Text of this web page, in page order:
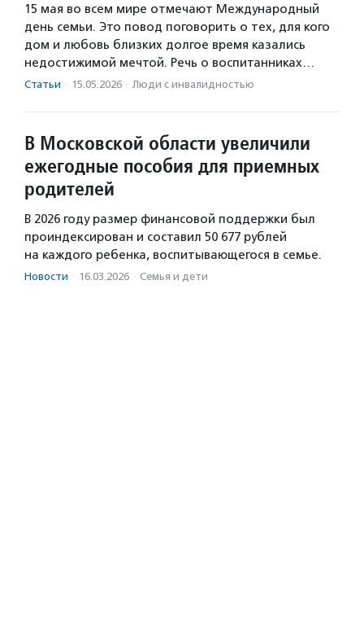
15 мая во всем мире отмечают Международный
день семьи. Это повод поговорить о тех, для кого
дом и любовь близких долгое время казались
недостижимой мечтой. Речь о воспитанниках…
Статьи · 15.05.2026 · Люди с инвалидностью
В Московской области увеличили
ежегодные пособия для приемных
родителей
В 2026 году размер финансовой поддержки был
проиндексирован и составил 50 677 рублей
на каждого ребенка, воспитывающегося в семье.
Новости · 16.03.2026 · Семья и дети